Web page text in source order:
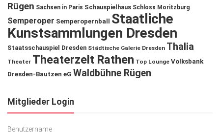
Rügen Sachsen in Paris Schauspielhaus Schloss Moritzburg
Semperoper Semperopernball
Staatliche
Kunstsammlungen Dresden
Staatsschauspiel Dresden Städtische Galerie Dresden Thalia
Theater Theaterzelt Rathen Top Lounge Volksbank
Dresden-Bautzen eG Waldbühne Rügen
Mitglieder Login
Benutzername